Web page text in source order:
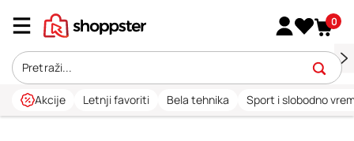
0
Akcije Letnji favoriti Bela tehnika Sport i slobodno